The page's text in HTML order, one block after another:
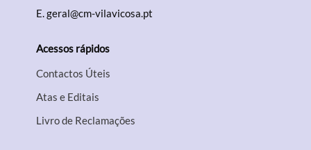
E.geral@cm-vilavicosa.pt
Acessos rápidos
Contactos Úteis
Atas e Editais
Livro de Reclamações